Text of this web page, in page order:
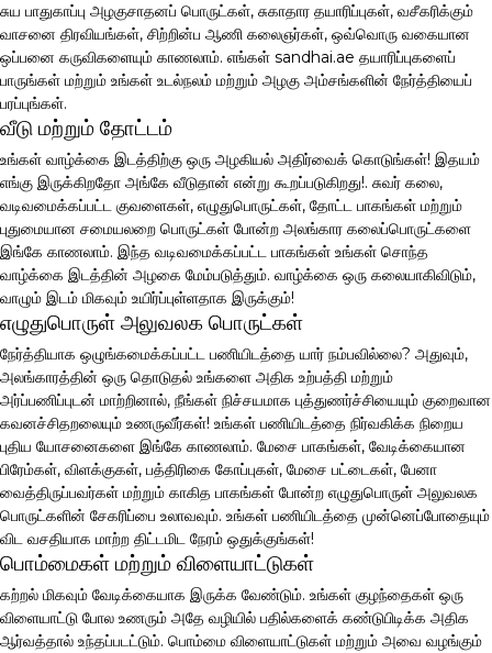
சுய பாதுகாப்பு அழகுசாதனப் பொருட்கள், சுகாதார தயாரிப்புகள், வசீகரிக்கும்
வாசனை திரவியங்கள், சிற்றின்ப ஆணி கலைஞர்கள், ஒவ்வொரு வகையான
ஒப்பனை கருவிகளையும் காணலாம். எங்கள் sandhai.ae தயாரிப்புகளைப்
பாருங்கள் மற்றும் உங்கள் உடல்நலம் மற்றும் அழகு அம்சங்களின் நேர்த்தியைப்
பரப்புங்கள்.
வீடு மற்றும் தோட்டம்
உங்கள் வாழ்க்கை இடத்திற்கு ஒரு அழகியல் அதிர்வைக் கொடுங்கள்! இதயம்
எங்கு இருக்கிறதோ அங்கே வீடுதான் என்று கூறப்படுகிறது!. சுவர் கலை,
வடிவமைக்கப்பட்ட குவளைகள், எழுதுபொருட்கள், தோட்ட பாகங்கள் மற்றும்
புதுமையான சமையலறை பொருட்கள் போன்ற அலங்கார கலைப்பொருட்களை
இங்கே காணலாம். இந்த வடிவமைக்கப்பட்ட பாகங்கள் உங்கள் சொந்த
வாழ்க்கை இடத்தின் அழகை மேம்படுத்தும். வாழ்க்கை ஒரு கலையாகிவிடும்,
வாழும் இடம் மிகவும் உயிர்ப்புள்ளதாக இருக்கும்!
எழுதுபொருள் அலுவலக பொருட்கள்
நேர்த்தியாக ஒழுங்கமைக்கப்பட்ட பணியிடத்தை யார் நம்பவில்லை? அதுவும்,
அலங்காரத்தின் ஒரு தொடுதல் உங்களை அதிக உற்பத்தி மற்றும்
அர்ப்பணிப்புடன் மாற்றினால், நீங்கள் நிச்சயமாக புத்துணர்ச்சியையும் குறைவான
கவனச்சிதறலையும் உணருவீர்கள்! உங்கள் பணியிடத்தை நிர்வகிக்க நிறைய
புதிய யோசனைகளை இங்கே காணலாம். மேசை பாகங்கள், வேடிக்கையான
பிரேம்கள், விளக்குகள், பத்திரிகை கோப்புகள், மேசை பட்டைகள், பேனா
வைத்திருப்பவர்கள் மற்றும் காகித பாகங்கள் போன்ற எழுதுபொருள் அலுவலக
பொருட்களின் சேகரிப்பை உலாவவும். உங்கள் பணியிடத்தை முன்னெப்போதையும்
விட வசதியாக மாற்ற திட்டமிட நேரம் ஒதுக்குங்கள்!
பொம்மைகள் மற்றும் விளையாட்டுகள்
கற்றல் மிகவும் வேடிக்கையாக இருக்க வேண்டும். உங்கள் குழந்தைகள் ஒரு
விளையாட்டு போல உணரும் அதே வழியில் பதில்களைக் கண்டுபிடிக்க அதிக
ஆர்வத்தால் உந்தப்படட்டும். பொம்மை விளையாட்டுகள் மற்றும் அவை வழங்கும்